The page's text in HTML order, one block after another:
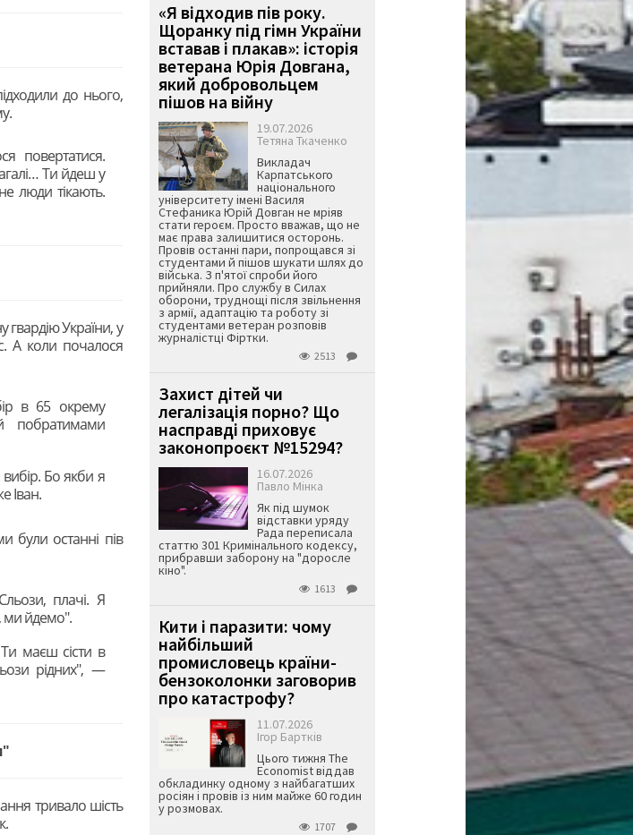
до нього,
повертатися.
Ти йдеш у
люди тікають.
гвардію України, у
А коли почалося
в 65 окрему
побратимами
вибір. Бо якби я
Іван.
були останні пів
плачі. Я
ми йдемо".
маєш сісти в
рідних", —
тривало шість
«Я відходив пів року.
Щоранку під гімн України
вставав і плакав»: історія
ветерана Юрія Довгана,
який добровольцем
пішов на війну
19.07.2026
Тетяна Ткаченко
Викладач
Карпатського
національного
університету імені Василя
Стефаника Юрій Довган не мріяв
стати героєм. Просто вважав, що не
має права залишитися осторонь.
Провів останні пари, попрощався зі
студентами й пішов шукати шлях до
війська. З п'ятої спроби його
прийняли. Про службу в Силах
оборони, труднощі після звільнення
з армії, адаптацію та роботу зі
студентами ветеран розповів
журналістці Фіртки.
2513
Захист дітей чи
легалізація порно? Що
насправді приховує
законопроєкт №15294?
16.07.2026
Павло Мінка
Як під шумок
відставки уряду
Рада переписала
статтю 301 Кримінального кодексу,
прибравши заборону на "доросле
кіно".
1613
Кити і паразити: чому
найбільший
промисловець країни-
бензоколонки заговорив
про катастрофу?
11.07.2026
Ігор Бартків
Цього тижня The
Economist віддав
обкладинку одному з найбагатших
росіян і провів із ним майже 60 годин
у розмовах.
1707